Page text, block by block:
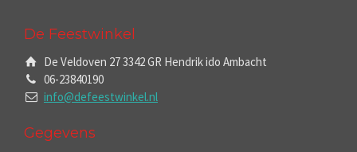
De Feestwinkel
De Veldoven 27 3342 GR Hendrik ido Ambacht
06-23840190
info@defeestwinkel.nl
Gegevens